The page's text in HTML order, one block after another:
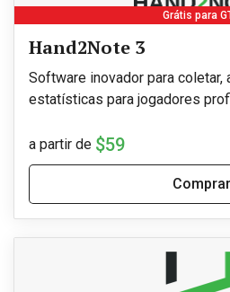
Grátis para
Hand2Note 3
Software inovador para coletar,
estatísticas para jogadores
a partir de $59
Comprar